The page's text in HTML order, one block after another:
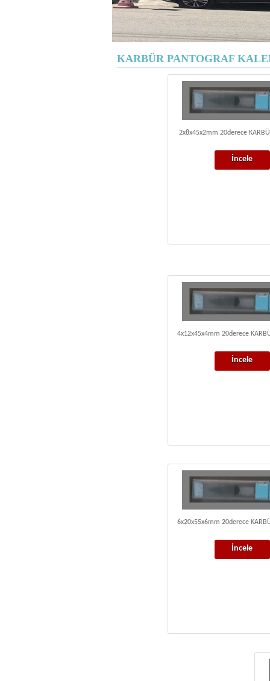
KARBÜR PANTOGRAF
2x8x45x2mm 20derece
İncele
4x12x45x4mm 20derece
İncele
6x20x55x6mm 20derece
İncele